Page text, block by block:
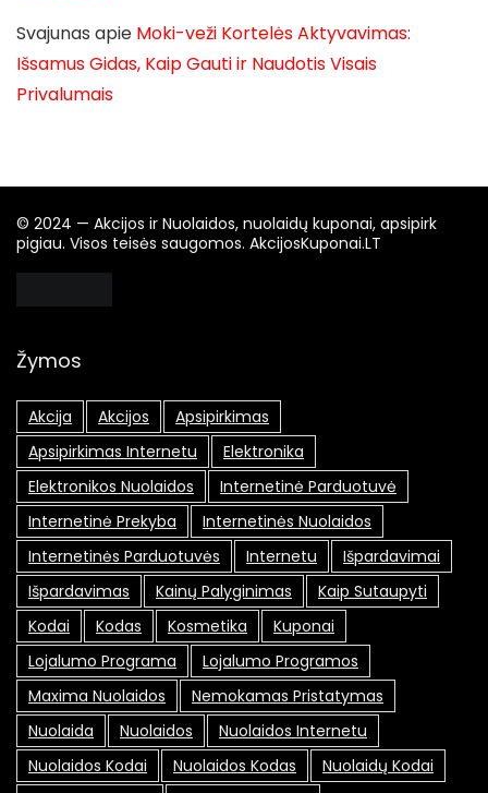
Svajunas apie Moki-veži Kortelės Aktyvavimas:
Išsamus Gidas, Kaip Gauti ir Naudotis Visais
Privalumais
© 2024 — Akcijos ir Nuolaidos, nuolaidų kuponai, apsipirk
pigiau. Visos teisės saugomos. AkcijosKuponai.LT
Žymos
Akcija Akcijos
Apsipirkimas
Apsipirkimas Internetu
Elektronika
Elektronikos Nuolaidos
Internetinė Parduotuvė
Internetinė Prekyba
Internetinės Nuolaidos
Internetinės Parduotuvės
Internetu
Išpardavimai
Išpardavimas
Kainų Palyginimas
Kaip Sutaupyti
Kodai
Kodas Kosmetika
Kuponai
Lojalumo Programa
Lojalumo Programos
Maxima Nuolaidos
Nemokamas Pristatymas
Nuolaida
Nuolaidos
Nuolaidos Internetu
Nuolaidos Kodai
Nuolaidos Kodas
Nuolaidų Kodai